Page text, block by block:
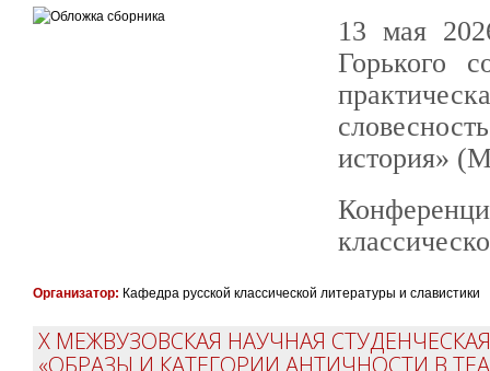
13 мая
Горького
история»
Организатор: Кафедра русской классической литературы и славистики
X МЕЖВУЗОВСКАЯ НАУЧНАЯ
«ОБРАЗЫ И КАТЕГОРИИ АНТИЧНОСТИ В